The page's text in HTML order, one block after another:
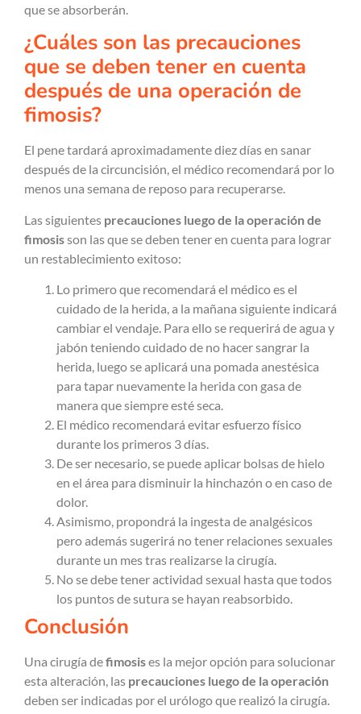
que se absorberán.
¿Cuáles son las precauciones
que se deben tener en cuenta
después de una operación de
fimosis?
El pene tardará aproximadamente diez días en sanar
después de la circuncisión, el médico recomendará por lo
menos una semana de reposo para recuperarse.
Las siguientes precauciones luego de la operación de
fimosisson las que se deben tener en cuenta para lograr
un restablecimiento exitoso:
Lo primero que recomendará el médico es el
cuidado de la herida, a la mañana siguiente indicará
cambiar el vendaje. Para ello se requerirá de agua y
jabón teniendo cuidado de no hacer sangrar la
herida, luego se aplicará una pomada anestésica
para tapar nuevamente la herida con gasa de
manera que siempre esté seca.
El médico recomendará evitar esfuerzo físico
durante los primeros 3 días.
De ser necesario, se puede aplicar bolsas de hielo
en el área para disminuir la hinchazón o en caso de
dolor.
Asimismo, propondrá la ingesta de analgésicos
pero además sugerirá no tener relaciones sexuales
durante un mes tras realizarse la cirugía.
No se debe tener actividad sexual hasta que todos
los puntos de sutura se hayan reabsorbido.
Conclusión
Una cirugía defimosises la mejor opción para solucionar
esta alteración, las precauciones luego de la operación
deben ser indicadas por el urólogo que realizó la cirugía.